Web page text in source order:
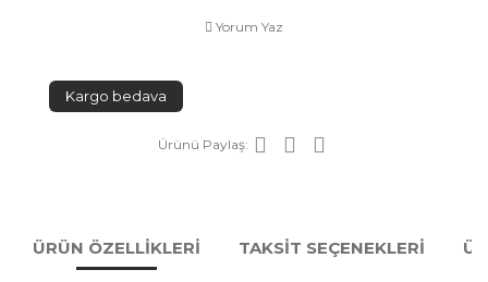
Yorum Yaz
Kargo bedava
Ürünü Paylaş:
ÜRÜN ÖZELLİKLERİ TAKSİT SEÇENEKLERİ